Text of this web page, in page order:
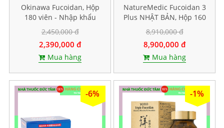
Okinawa Fucoidan, Hộp
180 viên - Nhập khẩu
chính hãng
2,450,000 đ
2,390,000 đ
Mua hàng
NatureMedic Fucoidan 3
Plus NHẬT BẢN, Hộp 160
viên
8,910,000 đ
8,900,000 đ
Mua hàng
-6% -1%